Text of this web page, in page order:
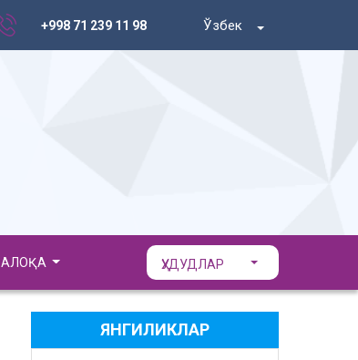
+998 71 239 11 98 Ўзбек
АЛОҚА ҲУДУДЛАР
ЯНГИЛИКЛАР